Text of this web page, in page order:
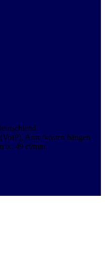
Anrufkosten hängen
49 ct/min.